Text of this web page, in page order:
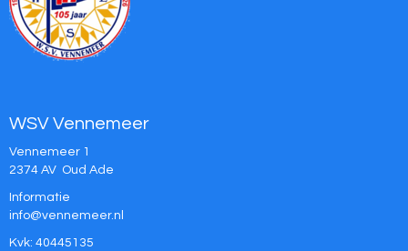
WSV Vennemeer
Vennemeer 1
2374 AV Oud Ade
Informatie
ofni@vennemeer.nl
Kvk: 40445135